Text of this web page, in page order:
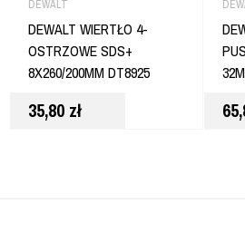
DEWALT
DEWALT WIERTŁO 4-
OSTRZOWE SDS+
8X260/200MM DT8925
35,80 zł